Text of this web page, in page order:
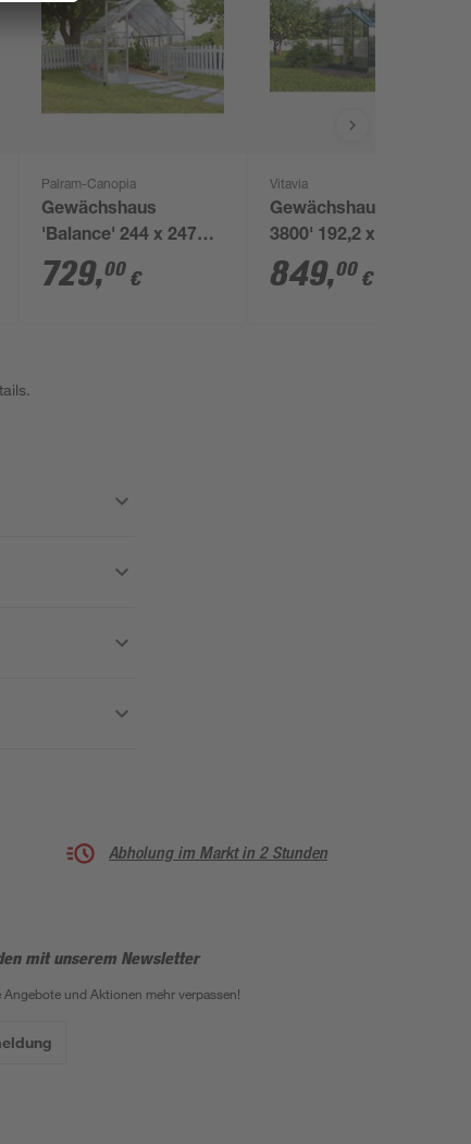
Palram-Canopia
Gewächshaus
'Balance' 244 x 247
cm mit 4 mm
Hohlkammerplatten
729,00 €
Vitavia
Gewächshaus 'Planet
3800' 192,2 x 192,2
cm mit 3 mm
Sicherheitsglas
849,00 €
Abholung im Markt in 2 Stunden
mit unserem Newsletter
und Aktionen mehr verpassen!